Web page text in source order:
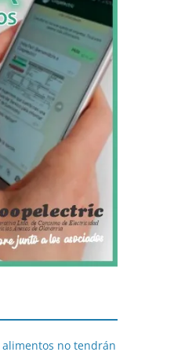
no tendrán